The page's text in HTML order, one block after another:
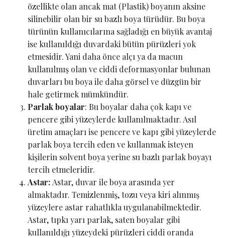
özellikte olan ancak mat (Plastik) boyanın aksine
silinebilir olan bir su bazlı boya türüdür. Bu boya
türünün kullanıcılarına sağladığı en büyük avantaj
ise kullanıldığı duvardaki bütün pürüzleri yok
etmesidir. Yani daha önce alçı ya da macun
kullanılmış olan ve ciddi deformasyonlar bulunan
duvarları bu boya ile daha görsel ve düzgün bir
hale getirmek mümkündür.
Parlak boyalar: Bu boyalar daha çok kapı ve
pencere gibi yüzeylerde kullanılmaktadır. Asıl
üretim amaçları ise pencere ve kapı gibi yüzeylerde
parlak boya tercih eden ve kullanmak isteyen
kişilerin solvent boya yerine su bazlı parlak boyayı
tercih etmeleridir.
Astar: Astar, duvar ile boya arasında yer
almaktadır. Temizlenmiş, tozu veya kiri alınmış
yüzeylere astar rahatlıkla uygulanabilmektedir.
Astar, tıpkı yarı parlak, saten boyalar gibi
kullanıldığı yüzeydeki pürüzleri ciddi oranda